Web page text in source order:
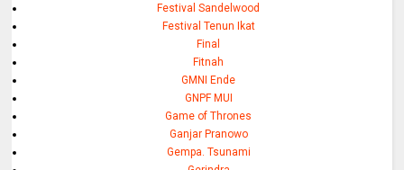
Festival Sandelwood
Festival Tenun Ikat
Final
Fitnah
GMNI Ende
GNPF MUI
Game of Thrones
Ganjar Pranowo
Gempa. Tsunami